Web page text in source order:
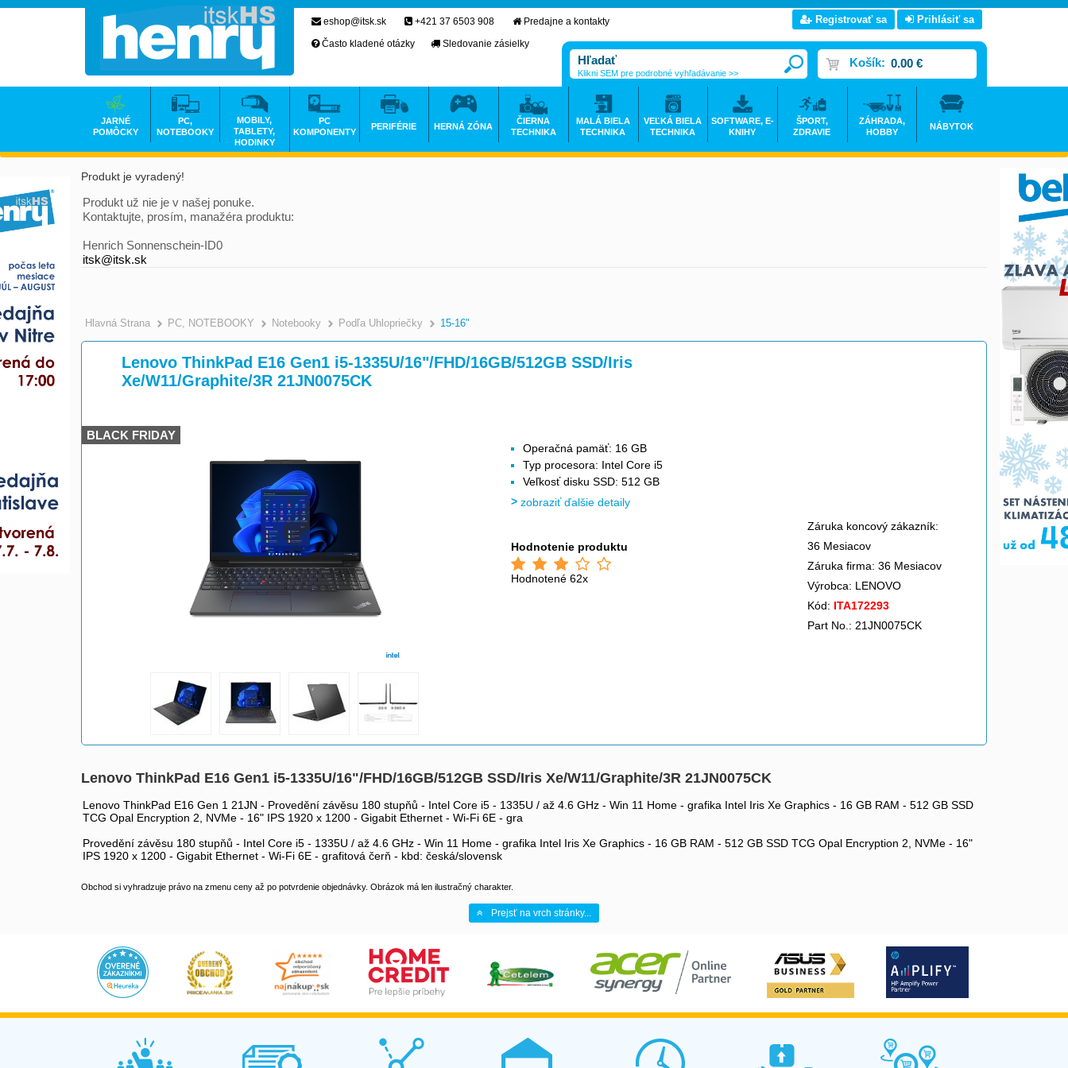
Produkt je vyradený!
Produkt už nie je v našej ponuke.
Kontaktujte, prosím, manažéra produktu:
Henrich Sonnenschein-ID0
itsk@itsk.sk
Hlavná Strana >
PC, NOTEBOOKY >
Notebooky >
Podľa Uhlopriečky >
15-16"
Lenovo ThinkPad E16 Gen1 i5-1335U/16"/FHD/16GB/512GB SSD/Iris
Xe/W11/Graphite/3R 21JN0075CK
BLACK FRIDAY
Operačná pamäť: 16 GB
Typ procesora: Intel Core i5
Veľkosť disku SSD: 512 GB
zobraziť ďalšie detaily
Hodnotenie produktu
Hodnotené 62x
Záruka koncový zákazník:
36 Mesiacov
Záruka firma: 36 Mesiacov
Výrobca: LENOVO
Kód: ITA172293
Part No.: 21JN0075CK
Lenovo ThinkPad E16 Gen1 i5-1335U/16"/FHD/16GB/512GB SSD/Iris Xe/W11/Graphite/3R 21JN0075CK
Lenovo ThinkPad E16 Gen 1 21JN - Provedění závěsu 180 stupňů - Intel Core i5 - 1335U / až 4.6 GHz - Win 11 Home - grafika Intel Iris Xe Graphics - 16 GB RAM - 512 GB SSD
TCG Opal Encryption 2, NVMe - 16" IPS 1920 x 1200 - Gigabit Ethernet - Wi-Fi 6E - gra
Provedění závěsu 180 stupňů - Intel Core i5 - 1335U / až 4.6 GHz - Win 11 Home - grafika Intel Iris Xe Graphics - 16 GB RAM - 512 GB SSD TCG Opal Encryption 2, NVMe - 16"
IPS 1920 x 1200 - Gigabit Ethernet - Wi-Fi 6E - grafitová čerň - kbd: česká/slovensk
Obchod si vyhradzuje právo na zmenu ceny až po potvrdenie objednávky. Obrázok má len ilustračný charakter.
Prejsť na vrch stránky...
eshop@itsk.sk +421 37 6503 908
Predajne a kontakty
Často kladené otázky
Sledovanie zásielky
Registrovať sa Prihlásiť sa
Košík: 0.00 €
Klikni SEM pre podrobné vyhľadávanie >>
JARNÉ
POMÔCKY
PC,
NOTEBOOKY
MOBILY,
TABLETY,
HODINKY
PC
KOMPONENTY
PERIFÉRIE HERNÁ ZÓNA
ČIERNA
TECHNIKA
MALÁ BIELA
TECHNIKA
VEĽKÁ BIELA
TECHNIKA
SOFTWARE, E-
KNIHY
ŠPORT,
ZDRAVIE
ZÁHRADA,
HOBBY
NÁBYTOK